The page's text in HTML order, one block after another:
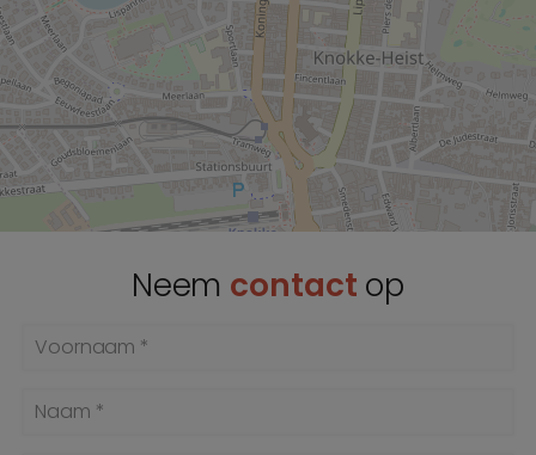
Neem contact op
Voornaam *
Naam *